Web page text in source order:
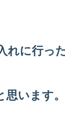
れに行っ
います。